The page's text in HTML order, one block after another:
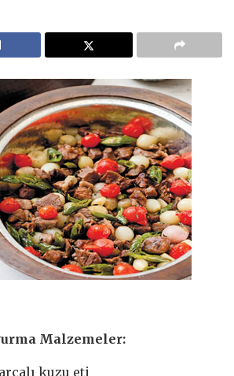
Malzemeler:
kuzu eti